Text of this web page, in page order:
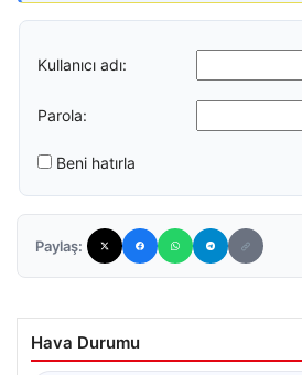
Kullanıcı adı:
Parola:
Beni hatırla
Paylaş:
Hava Durumu